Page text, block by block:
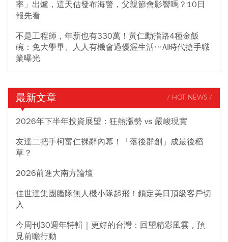
率」出爐，這天估發布海警，父親節會影響嗎？10日
報先看
不是工程師，年薪也有330萬！黃仁勳指路4種金飯
碗：免大學畢、人人有機會過優渥生活…AI時代搶手職
業曝光
最新文章 / HOT NEWS /
2026年下半年投資展望：狂熱漲勢 vs 嚴峻現實
友達二把手柯富仁裸辭內幕！「落後群創」成最後稻
草？
2026前進大南方論壇
佳世達集團艦隊無人機小隊起飛！鎖定美日頂級客戶切
入
今周刊30週年特輯｜更好的台灣：回望精彩風雲，預
見前瞻行動